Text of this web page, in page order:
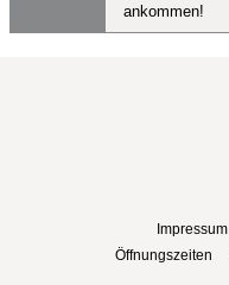
ankommen!
Impressum
Öffnungszeiten